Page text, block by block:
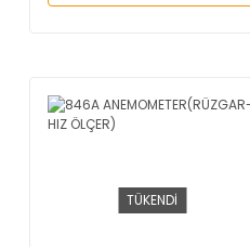
TÜKENDİ